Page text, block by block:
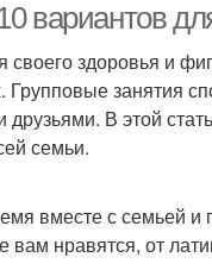
вариантов
своего здоровья и
занятия
друзьями. В этой
семьи.
вместе с семьей и
нравятся, от